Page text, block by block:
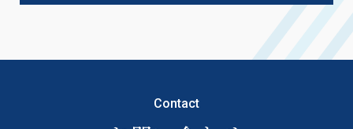
Contact